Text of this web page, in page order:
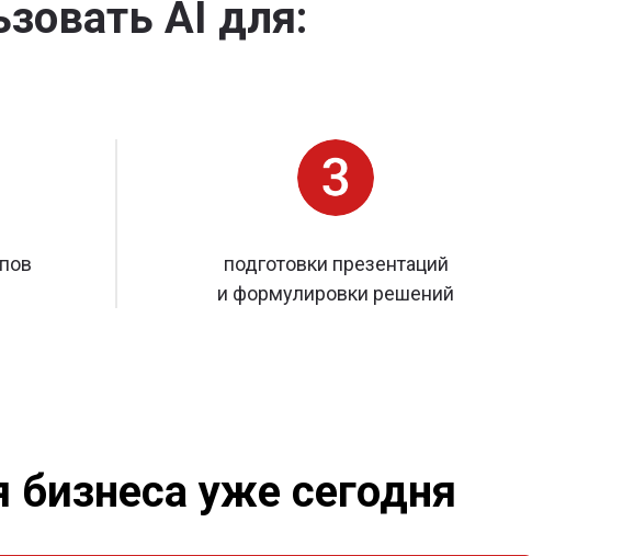
AI для:
подготовки презентаций
и формулировки решений
бизнесауже сегодня